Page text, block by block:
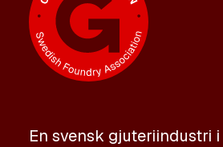
En svensk gjuteriindustri i